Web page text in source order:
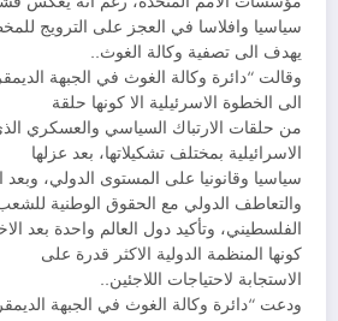
سياسيا وافلاسا في العجز على الترويج
يهدف الى تصفية وكالة الغوث..
وقالت “دائرة وكالة الغوث في الجبهة
الى الخطوة الاسرئيلية الا كونها حلقة
من حلقات الارتباك السياسي والعسكري
الاسرائيلية بمختلف تشكيلاتها، بعد عزلها
سياسيا وقانونيا على المستوى الدولي، وبعد
والتعاطف الدولي مع الحقوق الوطنية
الفلسطيني، وتأكيد دول العالم واحدة بعد
كونها المنظمة الدولية الاكثر قدرة على
الاستجابة لاحتياجات اللاجئين..
ودعت “دائرة وكالة الغوث في الجبهة